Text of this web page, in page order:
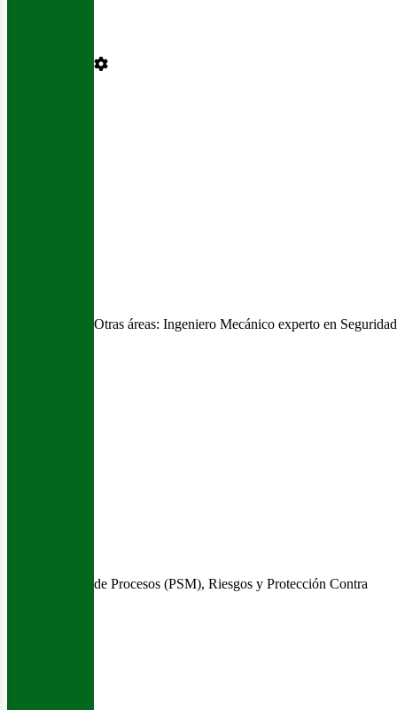
Otras áreas: Ingeniero Mecánico experto en Seguridad
de Procesos (PSM), Riesgos y Protección Contra